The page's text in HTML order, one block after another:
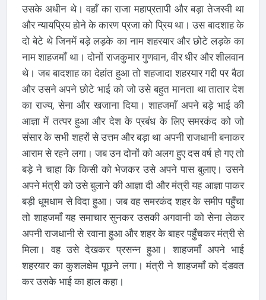
उसके अधीन थे। वहाँ का राजा महाप्रतापी और बड़ा तेजस्वी था
और न्यायप्रिय होने के कारण प्रजा को प्रिय था। उस बादशाह के
दो बेटे थे जिनमें बड़े लड़के का नाम शहरयार और छोटे लड़के का
नाम शाहजमाँ था। दोनों राजकुमार गुणवान, वीर धीर और शीलवान
थे। जब बादशाह का देहांत हुआ तो शहजादा शहरयार गद्दी पर बैठा
और उसने अपने छोटे भाई को जो उसे बहुत मानता था तातार देश
का राज्य, सेना और खजाना दिया। शाहजमाँ अपने बड़े भाई की
आज्ञा में तत्पर हुआ और देश के प्रबंध के लिए समरकंद को जो
संसार के सभी शहरों से उत्तम और बड़ा था अपनी राजधानी बनाकर
आराम से रहने लगा। जब उन दोनों को अलग हुए दस वर्ष हो गए तो
बड़े ने चाहा कि किसी को भेजकर उसे अपने पास बुलाए। उसने
अपने मंत्री को उसे बुलाने की आज्ञा दी और मंत्री यह आज्ञा पाकर
बड़ी धूमधाम से विदा हुआ। जब वह समरकंद शहर के समीप पहुँचा
तो शाहजमाँ यह समाचार सुनकर उसकी अगवानी को सेना लेकर
अपनी राजधानी से रवाना हुआ और शहर के बाहर पहुँचकर मंत्री से
मिला। वह उसे देखकर प्रसन्न हुआ। शाहजमाँ अपने भाई
शहरयार का कुशलक्षेम पूछने लगा। मंत्री ने शाहजमाँ को दंडवत
कर उसके भाई का हाल कहा।